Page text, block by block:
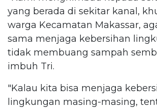
yang berada di sekitar kanal,
warga Kecamatan Makassar,
sama menjaga kebersihan
tidak membuang sampah
imbuh Tri.
"Kalau kita bisa menjaga
lingkungan masing-masing,